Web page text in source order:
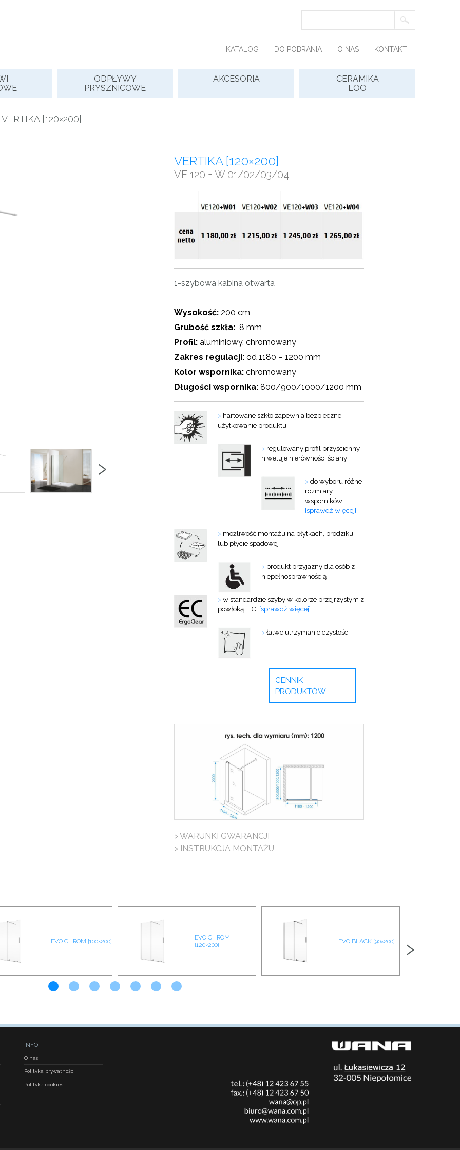
KATALOG DO POBRANIA O NAS KONTAKT
ODPŁYWY
PRYSZNICOWE
AKCESORIA
CERAMIKA
LOO
[120×200]
›
VERTIKA [120×200]
VE 120 + W 01/02/03/04
1-szybowa kabina otwarta
Wysokość: 200 cm
Grubość szkła: 8 mm
Profil: aluminiowy, chromowany
Zakres regulacji: od 1180 – 1200 mm
Kolor wspornika: chromowany
Długości wspornika: 800/900/1000/1200 mm
> hartowane szkło zapewnia bezpieczne
użytkowanie produktu
> regulowany profil przyścienny
niweluje nierówności ściany
>do wyboru różne
rozmiary
wsporników
[sprawdź więcej]
> możliwość montażu na płytkach, brodziku
lub płycie spadowej
> produkt przyjazny dla osób z
niepełnosprawnością
>w standardzie szyby w kolorze przejrzystym z
powłoką E.C. [sprawdź więcej]
>łatwe utrzymanie czystości
CENNIK
PRODUKTÓW
> WARUNKI GWARANCJI
> INSTRUKCJA MONTAŻU
EVO CHROM [100×200]
EVO CHROM
[120×200]
EVO BLACK [90×200] ›
INFO
O nas
Polityka prywatności
Polityka cookies